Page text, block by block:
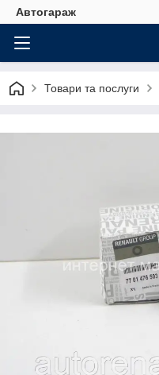
Автогараж
Товари та послуги